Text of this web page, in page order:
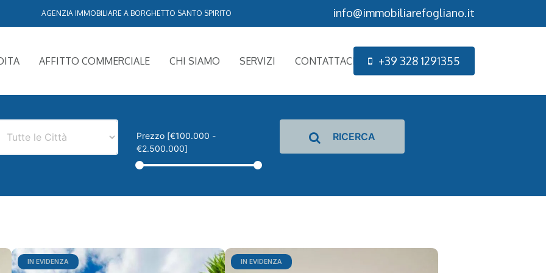
AGENZIA IMMOBILIARE A BORGHETTO SANTO SPIRITO info@immobiliarefogliano.it
AFFITTO COMMERCIALE CHI SIAMO SERVIZI CONTATTACI +39 328 1291355
Prezzo [€100.000 -
€2.500.000]
RICERCA
IN EVIDENZA IN EVIDENZA